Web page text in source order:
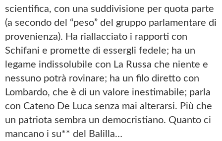
scientifica, con una suddivisione per quota parte
(a secondo del “peso” del gruppo parlamentare di
provenienza). Ha riallacciato i rapporti con
Schifani e promette di essergli fedele; ha un
legame indissolubile con La Russa che niente e
nessuno potrà rovinare; ha un filo diretto con
Lombardo, che è di un valore inestimabile; parla
con Cateno De Luca senza mai alterarsi. Più che
un patriota sembra un democristiano. Quanto ci
mancano i su** del Balilla…